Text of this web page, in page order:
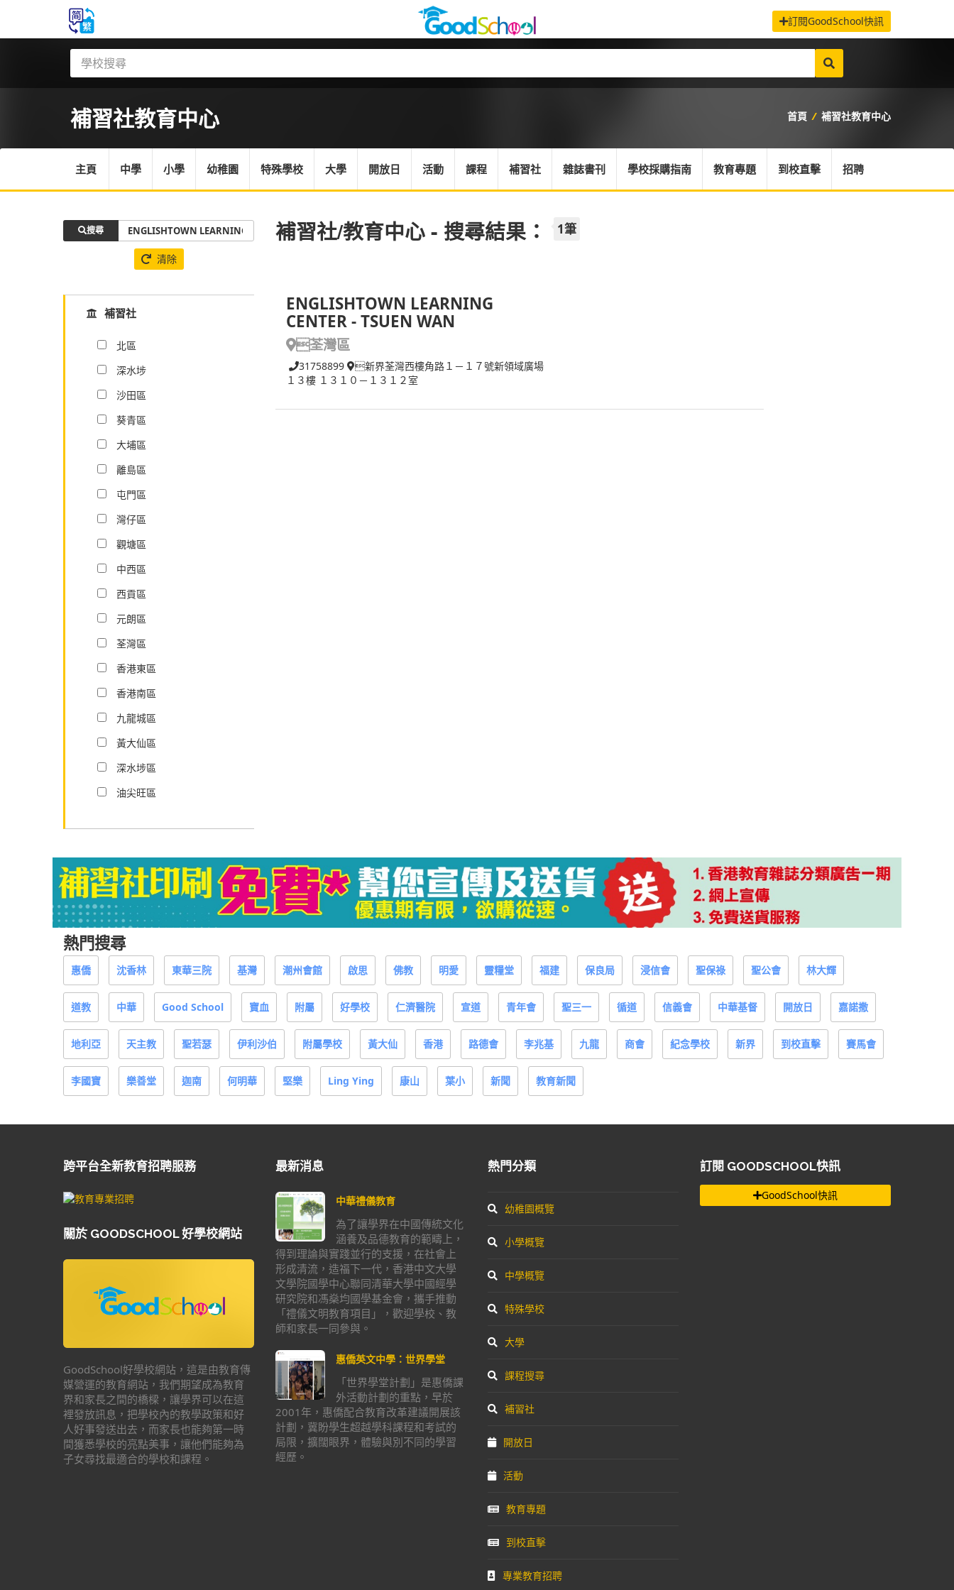
訂閱GoodSchool快訊
補習社教育中心 首頁 / 補習社教育中心
主頁 中學 小學 幼稚園 特殊學校 大學 開放日 活動 課程 補習社 雜誌書刊 學校採購指南 教育專題 到校直擊 招聘
補習社/教育中心 - 搜尋結果： 1筆
ENGLISHTOWN LEARNING
CENTER - TSUEN WAN
荃灣區
31758899
新界荃灣西樓角路１－１７號新領域廣場
１３樓 １３１０－１３１２室
搜尋
清除
補習社
北區
深水埗
沙田區
葵青區
大埔區
離島區
屯門區
灣仔區
觀塘區
中西區
西貢區
元朗區
荃灣區
香港東區
香港南區
九龍城區
黃大仙區
深水埗區
油尖旺區
熱門搜尋
惠僑 沈香林 東華三院 基灣 潮州會館 啟思 佛教 明愛 靈糧堂 福建 保良局 浸信會 聖保祿 聖公會 林大輝
道教 中華 Good School 寶血 附屬 好學校 仁濟醫院 宣道 青年會 聖三一 循道 信義會 中華基督 開放日 嘉諾撒
地利亞 天主教 聖若瑟 伊利沙伯 附屬學校 黃大仙 香港 路德會 李兆基 九龍 商會 紀念學校 新界 到校直擊 賽馬會
李國寶 樂善堂 迦南 何明華 堅樂 Ling Ying 康山 葉小 新聞 教育新聞
跨平台全新教育招聘服務
關於 GOODSCHOOL 好學校網站
GoodSchool好學校網站，這是由教育傳
媒營運的教育網站，我們期望成為教育
界和家長之間的橋樑，讓學界可以在這
裡發放訊息，把學校內的教學政策和好
人好事發送出去，而家長也能夠第一時
間獲悉學校的亮點美事，讓他們能夠為
子女尋找最適合的學校和課程。
最新消息
中華禮儀教育
為了讓學界在中國傳統文化
涵養及品德教育的範疇上，
得到理論與實踐並行的支援，在社會上
形成清流，造福下一代，香港中文大學
文學院國學中心聯同清華大學中國經學
研究院和馮燊均國學基金會，攜手推動
「禮儀文明教育項目」，歡迎學校、教
師和家長一同參與。
惠僑英文中學：世界學堂
「世界學堂計劃」是惠僑課
外活動計劃的重點，早於
2001年，惠僑配合教育改革建議開展該
計劃，冀盼學生超越學科課程和考試的
局限，擴闊眼界，體驗與別不同的學習
經歷。
熱門分類
幼稚園概覽
小學概覽
中學概覽
特殊學校
大學
課程搜尋
補習社
開放日
活動
教育專題
到校直擊
專業教育招聘
訂閱 GOODSCHOOL快訊
GoodSchool快訊